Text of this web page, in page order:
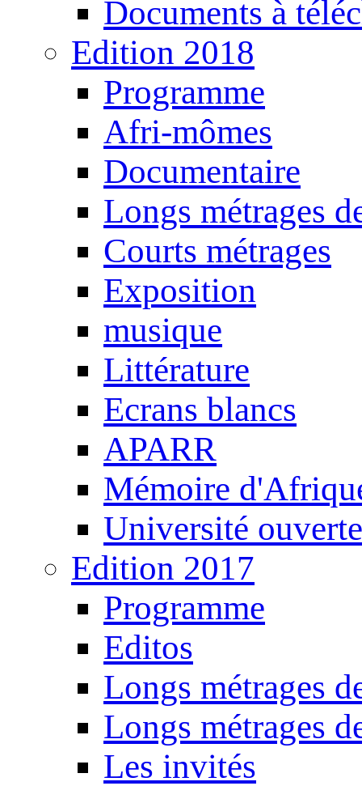
Documents à
Edition 2018
Programme
Afri-mômes
Documentaire
Longs métrages
Courts métrages
Exposition
musique
Littérature
Ecrans blancs
APARR
Mémoire
Université ouverte
Edition 2017
Programme
Editos
Longs métrages
Longs métrages
Les invités